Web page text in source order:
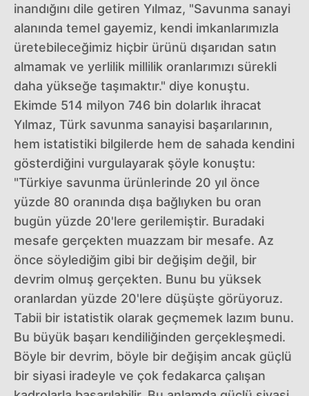
inandığını dile getiren Yılmaz, "Savunma sanayi
alanında temel gayemiz, kendi imkanlarımızla
üretebileceğimiz hiçbir ürünü dışarıdan satın
almamak ve yerlilik millilik oranlarımızı sürekli
daha yükseğe taşımaktır." diye konuştu.
Ekimde 514 milyon 746 bin dolarlık ihracat
Yılmaz, Türk savunma sanayisi başarılarının,
hem istatistiki bilgilerde hem de sahada kendini
gösterdiğini vurgulayarak şöyle konuştu:
"Türkiye savunma ürünlerinde 20 yıl önce
yüzde 80 oranında dışa bağlıyken bu oran
bugün yüzde 20'lere gerilemiştir. Buradaki
mesafe gerçekten muazzam bir mesafe. Az
önce söylediğim gibi bir değişim değil, bir
devrim olmuş gerçekten. Bunu bu yüksek
oranlardan yüzde 20'lere düşüşte görüyoruz.
Tabii bir istatistik olarak geçmemek lazım bunu.
Bu büyük başarı kendiliğinden gerçekleşmedi.
Böyle bir devrim, böyle bir değişim ancak güçlü
bir siyasi iradeyle ve çok fedakarca çalışan